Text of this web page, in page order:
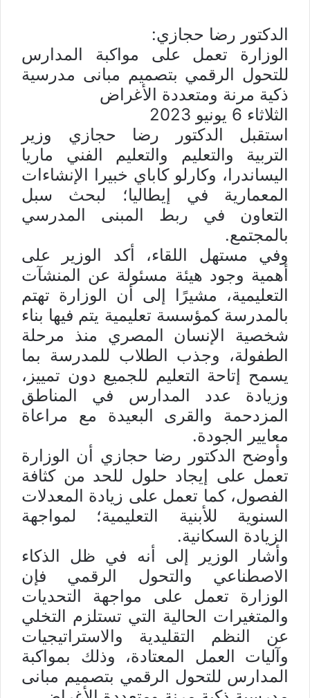
ت
ر
ا
الدكتور رضا حجازي:
الوزارة تعمل على مواكبة المدارس
للتحول الرقمي بتصميم مبانى مدرسية
ذكية مرنة ومتعددة الأغراض
الثلاثاء 6 يونيو 2023
استقبل الدكتور رضا حجازي وزير
التربية والتعليم والتعليم الفني ماريا
اليساندرا، وكارلو كاباي خبيرا الإنشاءات
المعمارية في إيطاليا؛ لبحث سبل
التعاون في ربط المبنى المدرسي
بالمجتمع.
وفي مستهل اللقاء، أكد الوزير على
أهمية وجود هيئة مسئولة عن المنشآت
التعليمية، مشيرًا إلى أن الوزارة تهتم
بالمدرسة كمؤسسة تعليمية يتم فيها بناء
شخصية الإنسان المصري منذ مرحلة
الطفولة، وجذب الطلاب للمدرسة بما
يسمح إتاحة التعليم للجميع دون تمييز،
وزيادة عدد المدارس في المناطق
المزدحمة والقرى البعيدة مع مراعاة
معايير الجودة.
وأوضح الدكتور رضا حجازي أن الوزارة
تعمل على إيجاد حلول للحد من كثافة
الفصول، كما تعمل على زيادة المعدلات
السنوية للأبنية التعليمية؛ لمواجهة
الزيادة السكانية.
وأشار الوزير إلى أنه في ظل الذكاء
الاصطناعي والتحول الرقمي فإن
الوزارة تعمل على مواجهة التحديات
والمتغيرات الحالية التي تستلزم التخلي
عن النظم التقليدية والاستراتيجيات
وآليات العمل المعتادة، وذلك بمواكبة
المدارس للتحول الرقمي بتصميم مبانى